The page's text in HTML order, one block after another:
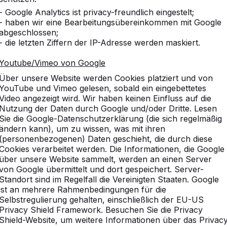
Google Analytics ist privacy-freundlich eingestelt;
haben wir eine Bearbeitungsübereinkommen mit Google
die letzten Ziffern der IP-Adresse werden maskiert.
Vimeo von Google
unsere Website werden Cookies platziert und von
und Vimeo gelesen, sobald ein eingebettetes
angezeigt wird. Wir haben keinen Einfluss auf die
der Daten durch Google und/oder Dritte. Lesen
die Google-Datenschutzerklärung (die sich regelmäßig
kann), um zu wissen, was mit ihren
Daten geschieht, die durch diese
verarbeitet werden. Die Informationen, die Google
unsere Website sammelt, werden an einen Server
Google übermittelt und dort gespeichert. Server-
sind im Regelfall die Vereinigten Staaten. Google
an mehrere Rahmenbedingungen für die
gehalten, einschließlich der EU-US
Shield Framework. Besuchen Sie die Privacy
Website, um weitere Informationen über das
Sie unser komplettes